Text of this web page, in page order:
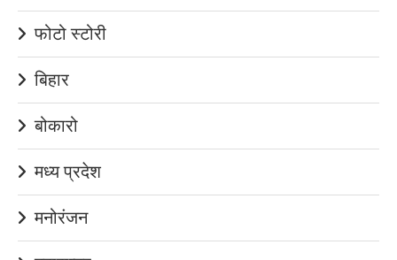
फोटो स्टोरी
बिहार
बोकारो
मध्य प्रदेश
मनोरंजन